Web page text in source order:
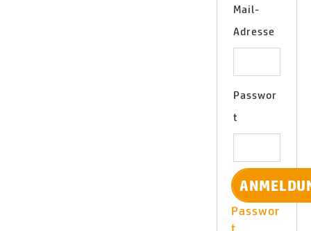
Mail-
Adresse
Passwor
t
Passwor